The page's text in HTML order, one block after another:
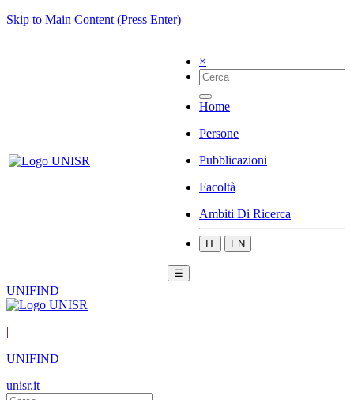
Skip to Main Content (Press Enter)
×
Home
Persone
Pubblicazioni
Facoltà
Ambiti Di Ricerca
IT EN
☰
UNIFIND
|
UNIFIND
unisr.it